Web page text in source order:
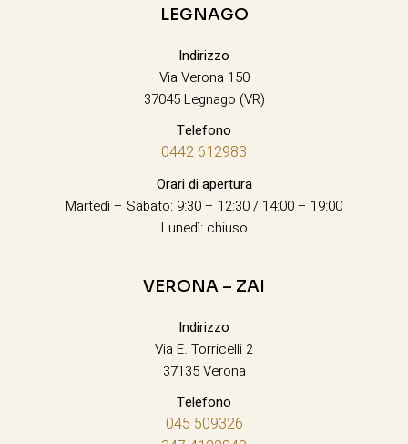
LEGNAGO
Indirizzo
Via Verona 150
37045 Legnago (VR)
Telefono
0442 612983
Orari di apertura
Martedì – Sabato: 9:30 – 12:30 / 14:00 – 19:00
Lunedì: chiuso
VERONA – ZAI
Indirizzo
Via E. Torricelli 2
37135 Verona
Telefono
045 509326